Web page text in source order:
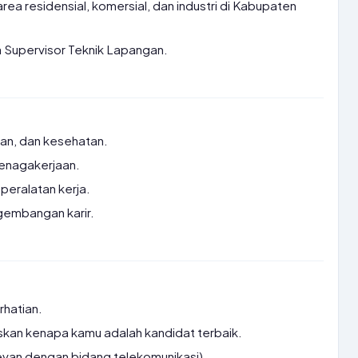
residensial, komersial, dan industri di Kabupaten
Teknik Lapangan.
dan kesehatan.
kerja.
karir.
kenapa kamu adalah kandidat terbaik.